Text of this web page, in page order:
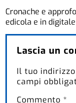
Cronache e
edicola e in
Lascia un
Il tuo
campi
Commento *